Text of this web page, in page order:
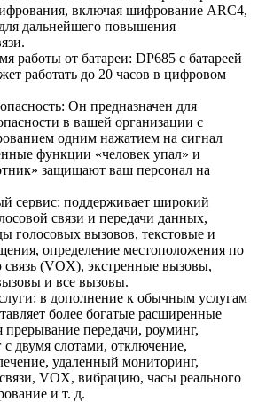
включая шифрование ARC4,
дальнейшего повышения
работы от батареи: DP685 с батареей
работать до 20 часов в цифровом
Он предназначен для
в вашей организации с
одним нажатием на сигнал
функции «человек упал» и
защищают ваш персонал на
сервис: поддерживает широкий
связи и передачи данных,
голосовых вызовов, текстовые и
определение местоположения по
связь (VOX), экстренные вызовы,
и все вызовы.
в дополнение к обычным услугам
более богатые расширенные
прерывание передачи, роуминг,
с двумя слотами, отключение,
удаленный мониторинг,
VOX, вибрацию, часы реального
и т. д.